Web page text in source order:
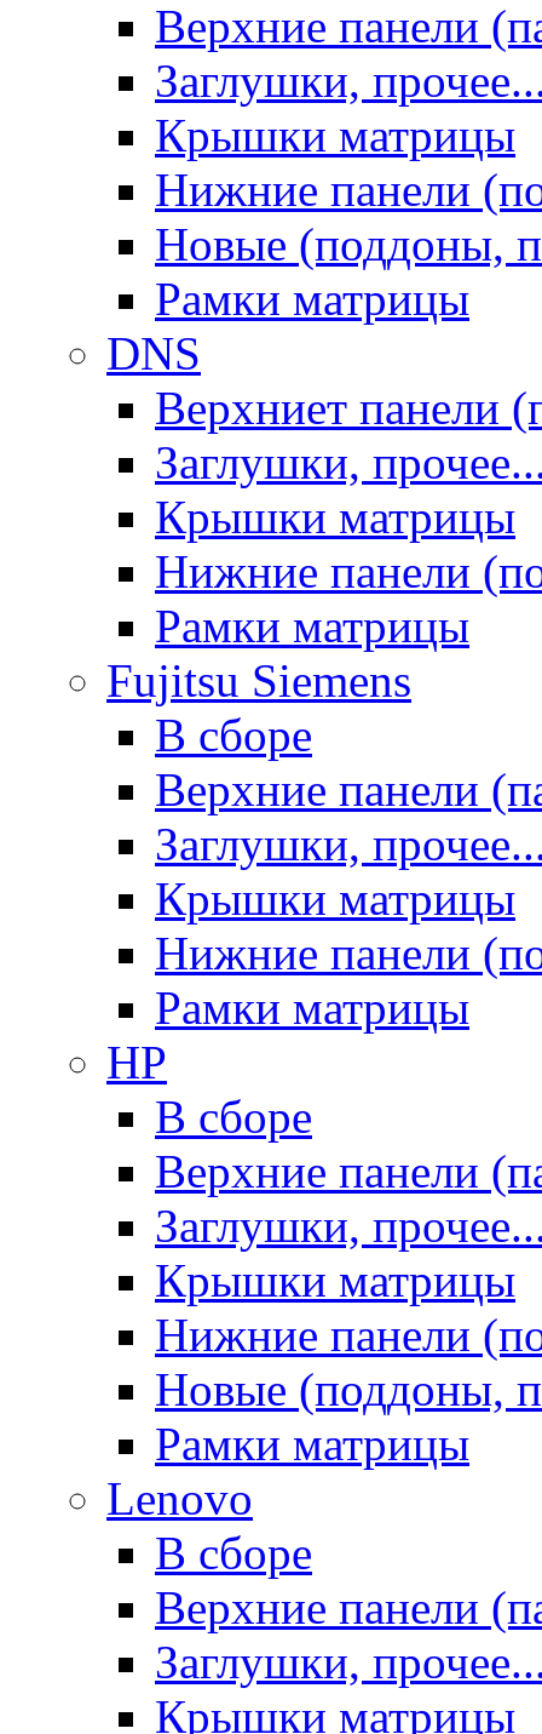
Верхние панели
Заглушки,
Крышки матрицы
Нижние панели
Новые (поддоны,
Рамки матрицы
DNS
Верхниет панели
Заглушки,
Крышки матрицы
Нижние панели
Рамки матрицы
Fujitsu Siemens
В сборе
Верхние панели
Заглушки,
Крышки матрицы
Нижние панели
Рамки матрицы
HP
В сборе
Верхние панели
Заглушки,
Крышки матрицы
Нижние панели
Новые (поддоны,
Рамки матрицы
Lenovo
В сборе
Верхние панели
Заглушки,
Крышки матрицы